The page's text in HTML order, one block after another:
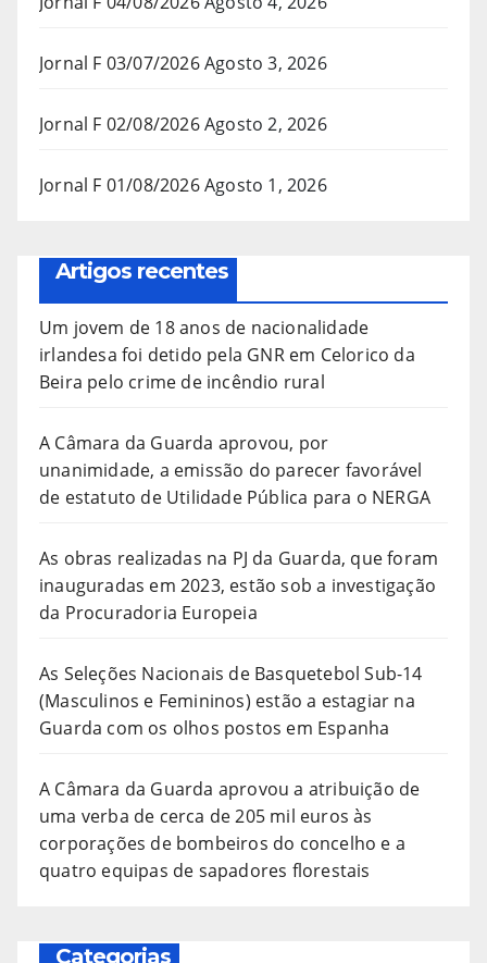
Jornal F 03/07/2026Agosto 3, 2026
Jornal F 02/08/2026Agosto 2, 2026
Jornal F 01/08/2026Agosto 1, 2026
Artigos recentes
Um jovem de 18 anos de nacionalidade
irlandesa foi detido pela GNR em Celorico da
Beira pelo crime de incêndio rural
A Câmara da Guarda aprovou, por
unanimidade, a emissão do parecer favorável
de estatuto de Utilidade Pública para o NERGA
As obras realizadas na PJ da Guarda, que foram
inauguradas em 2023, estão sob a investigação
da Procuradoria Europeia
As Seleções Nacionais de Basquetebol Sub-14
(Masculinos e Femininos) estão a estagiar na
Guarda com os olhos postos em Espanha
A Câmara da Guarda aprovou a atribuição de
uma verba de cerca de 205 mil euros às
corporações de bombeiros do concelho e a
quatro equipas de sapadores florestais
Categorias